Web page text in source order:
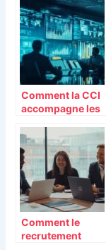
manutention
pour votre
entreprise
Comment la CCI
accompagne les
commerçants
indépendants :
du projet à
l’ouverture
Comment le
recrutement